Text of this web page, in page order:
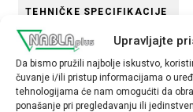
Upravljajte
Da bismo pružili najbolje iskustvo,
čuvanje i/ili pristup informacijama o
tehnologijama će nam omogućiti da
ponašanje pri pregledavanju ili
TEHNIČKE SPECIFIKACIJE
Serija
B6